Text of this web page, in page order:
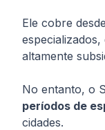
Ele cobre
altamente
No entanto, o
períodos de
cidades.